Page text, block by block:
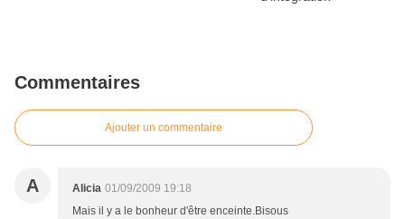
Commentaires
Ajouter un commentaire
A Alicia 01/09/2009 19:18
Mais il y a le bonheur d'être enceinte.Bisous